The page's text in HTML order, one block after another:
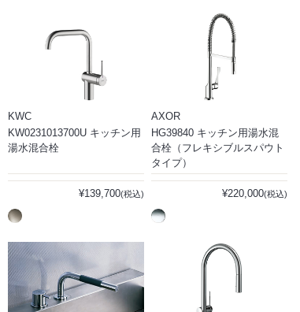
KWC
KW0231013700U キッチン用
湯水混合栓
¥139,700(税込)
AXOR
HG39840 キッチン用湯水混
合栓（フレキシブルスパウト
タイプ）
¥220,000(税込)